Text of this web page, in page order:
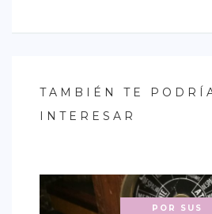
POR SUS BAÑOS…
TAMBIÉN TE
INTERESAR
POR SUS